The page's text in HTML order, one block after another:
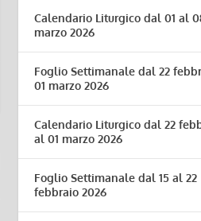
Calendario Liturgico dal 01 al
marzo 2026
Foglio Settimanale dal 22
01 marzo 2026
Calendario Liturgico dal 22
al 01 marzo 2026
Foglio Settimanale dal 15 al 22
febbraio 2026